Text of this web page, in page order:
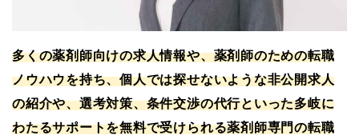
多くの薬剤師向けの求人情報や、薬剤師のための転職
ノウハウを持ち、個人では探せないような非公開求人
の紹介や、選考対策、条件交渉の代行といった多岐に
わたるサポートを無料で受けられる薬剤師専門の転職